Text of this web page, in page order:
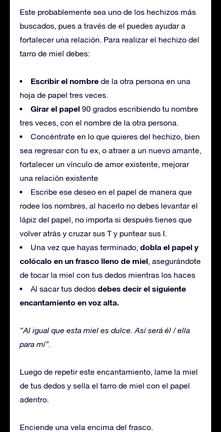
Este probablemente sea uno de los hechizos más
buscados, pues a través de el puedes ayudar a
fortalecer una relación. Para realizar el hechizo del
tarro de miel debes:
Escribir el nombre de la otra persona en una
hoja de papel tres veces.
Girar el papel 90 grados escribiendo tu nombre
tres veces, con el nombre de la otra persona.
Concéntrate en lo que quieres del hechizo, bien
sea regresar con tu ex, o atraer a un nuevo amante,
fortalecer un vínculo de amor existente, mejorar
una relación existente
Escribe ese deseo en el papel de manera que
rodee los nombres, al hacerlo no debes levantar el
lápiz del papel, no importa si después tienes que
volver atrás y cruzar sus T y puntear sus I.
Una vez que hayas terminado, dobla el papel y
colócalo en un frasco lleno de miel, asegurándote
de tocar la miel con tus dedos mientras los haces
Al sacar tus dedos debes decir el siguiente
encantamiento en voz alta.
“Al igual que esta miel es dulce. Así será él / ella
para mí”.
Luego de repetir este encantamiento, lame la miel
de tus dedos y sella el tarro de miel con el papel
adentro.
Enciende una vela encima del frasco.